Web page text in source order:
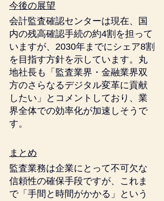
今後の展望
会計監査確認センターは現在、国
内の残高確認手続の約4割を担って
いますが、2030年までにシェア8割
を目指す方針を示しています。丸
地社長も「監査業界・金融業界双
方のさらなるデジタル変革に貢献
したい」とコメントしており、業
界全体での効率化が加速しそうで
す。
まとめ
監査業務は企業にとって不可欠な
信頼性の確保手段ですが、これま
で「手間と時間がかかる」という